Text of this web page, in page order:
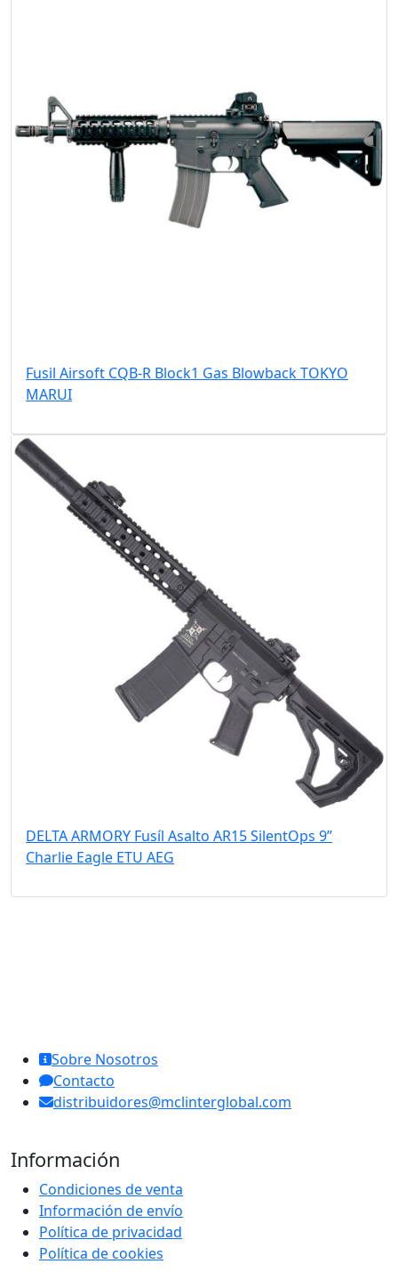
Fusil Airsoft CQB-R Block1 Gas Blowback TOKYO
MARUI
DELTA ARMORY Fusíl Asalto AR15 SilentOps 9”
Charlie Eagle ETU AEG
Sobre Nosotros
Contacto
distribuidores@mclinterglobal.com
Información
Condiciones de venta
Información de envío
Política de privacidad
Política de cookies